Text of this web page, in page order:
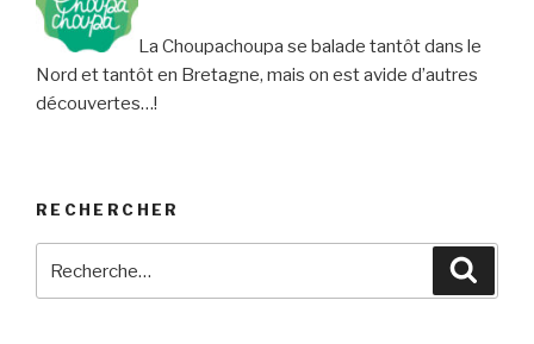
La Choupachoupa se balade tantôt dans le
Nord et tantôt en Bretagne, mais on est avide d’autres
découvertes…!
RECHERCHER
pour